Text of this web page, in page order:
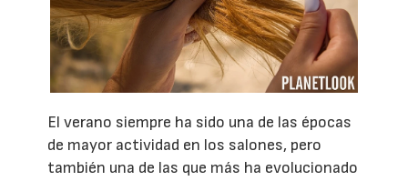
El verano siempre ha sido una de las épocas
de mayor actividad en los salones, pero
también una de las que más ha evolucionado